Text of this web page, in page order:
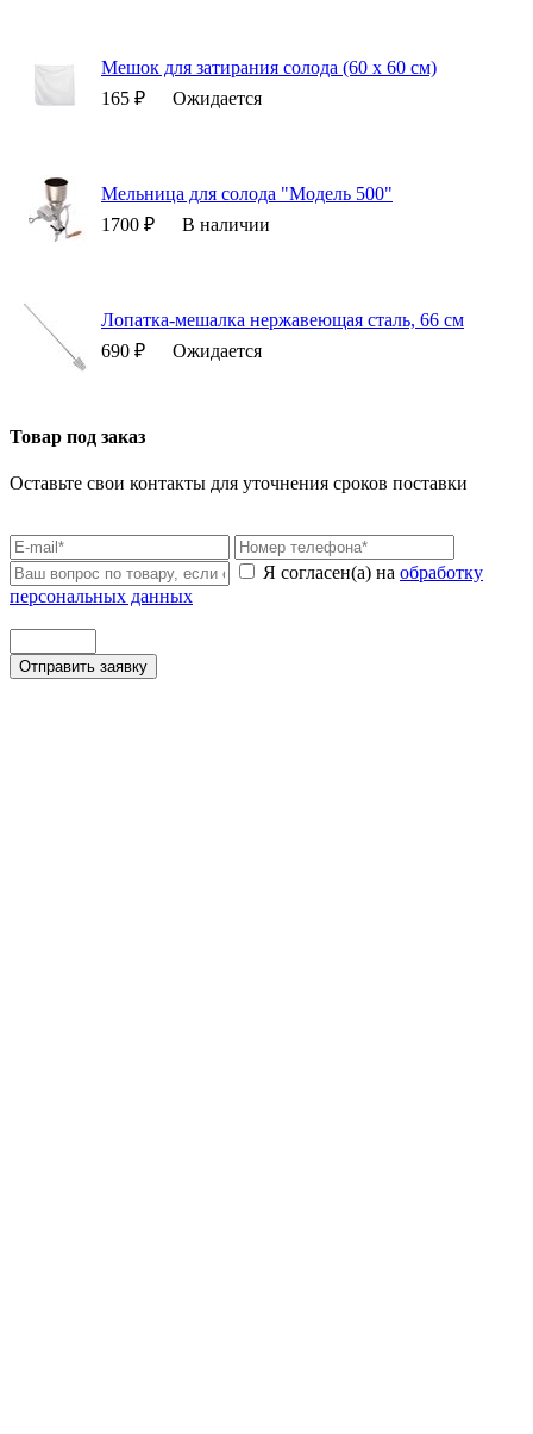
Мешок для затирания солода (60 х 60 см)
165 ₽
Ожидается
Мельница для солода "Модель 500"
1700 ₽
В наличии
Лопатка-мешалка нержавеющая сталь, 66 см
690 ₽
Ожидается
Товар под заказ
Оставьте свои контакты для уточнения сроков поставки
Я согласен(а) на обработку
персональных данных
Отправить заявку